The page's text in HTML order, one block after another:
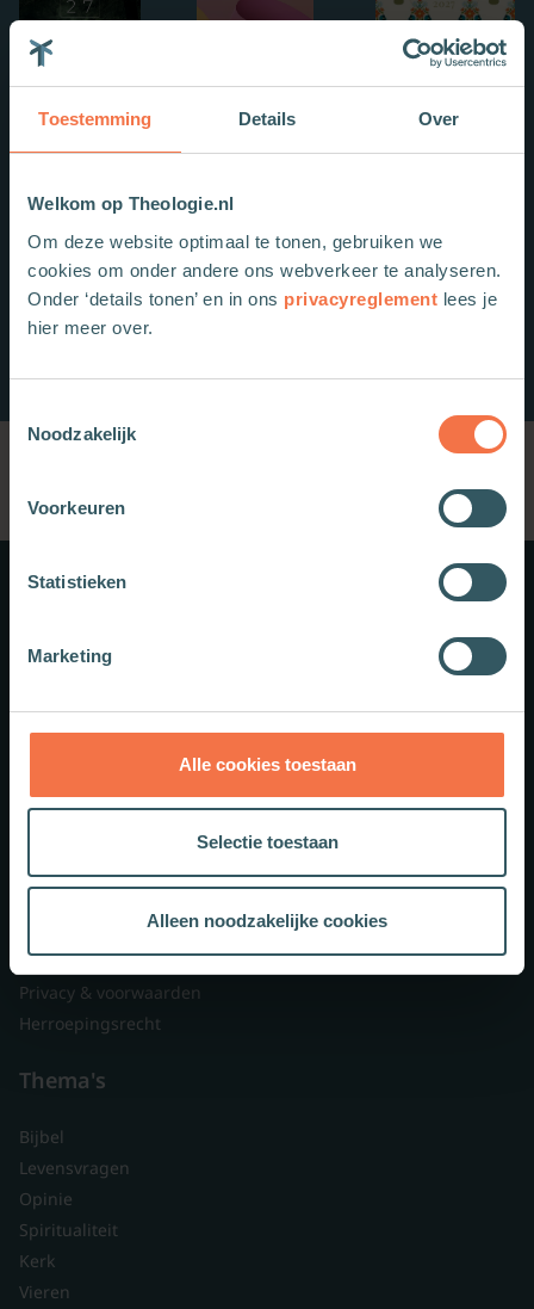
Toestemming Details Over
Welkom op Theologie.nl
Om deze website optimaal te tonen, gebruiken we
cookies om onder andere ons webverkeer te analyseren.
Onder ‘details tonen’ en in ons privacyreglement lees je
hier meer over.
Noodzakelijk
Voorkeuren
Statistieken
Marketing
Alle cookies toestaan
Selectie toestaan
Alleen noodzakelijke cookies
Schrijf je in voor onze nieuwsbrief.
Lid worden
Nieuwsbrieven
Branded content
Privacy & voorwaarden
Herroepingsrecht
Thema's
Bijbel
Levensvragen
Opinie
Spiritualiteit
Kerk
Vieren